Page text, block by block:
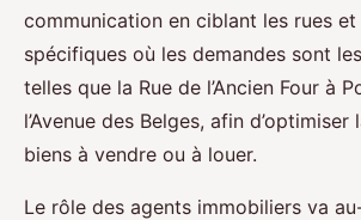
communication en ciblant les rues et
spécifiques où les demandes sont
telles que la Rue de l’Ancien Four à
l’Avenue des Belges, afin
biens à vendre ou à louer.
Le rôle des agents immobiliers va